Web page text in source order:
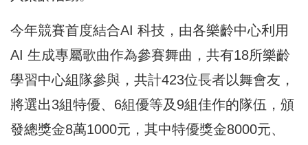
今年競賽首度結合AI 科技，由各樂齡中心利用
AI 生成專屬歌曲作為參賽舞曲，共有18所樂齡
學習中心組隊參與，共計423位長者以舞會友，
將選出3組特優、6組優等及9組佳作的隊伍，頒
發總獎金8萬1000元，其中特優獎金8000元、